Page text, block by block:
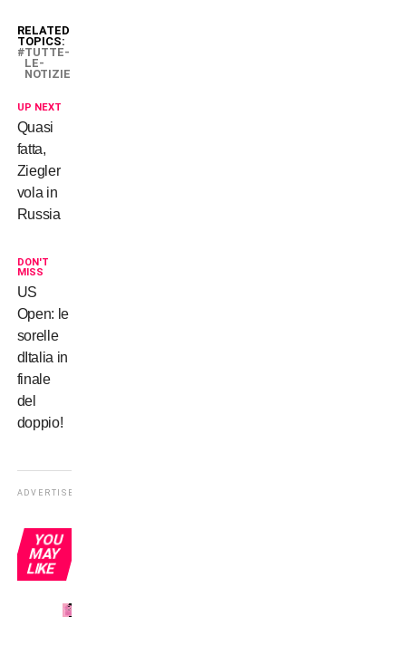
RELATED
TOPICS:
TUTTE-
LE-
NOTIZIE
UP NEXT
Quasi
fatta,
Ziegler
vola in
Russia
DON'T
MISS
US
Open: le
sorelle
dItalia in
finale
del
doppio!
ADVERTISEMENT
YOU
MAY
LIKE